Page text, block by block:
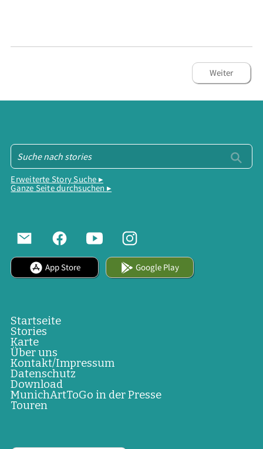
Weiter
Erweiterte Story Suche ▸
Ganze Seite durchsuchen ▸
App Store Google Play
Startseite
Stories
Karte
Über uns
Kontakt/Impressum
Datenschutz
Download
MunichArtToGo in der Presse
Touren